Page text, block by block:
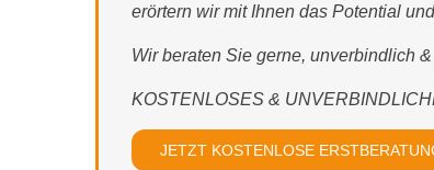
erörtern wir mit Ihnen das Potential
Wir beraten Sie gerne, unverbindlich
KOSTENLOSES &
JETZT KOSTENLOSE